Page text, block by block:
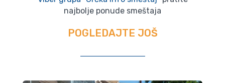
najbolje ponude smeštaja
POGLEDAJTE JOŠ